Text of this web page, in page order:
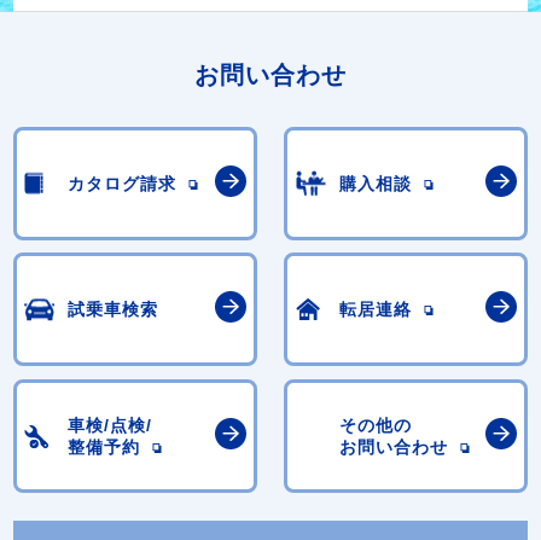
お問い合わせ
カタログ請求 購入相談
試乗車検索 転居連絡
車検/点検/
整備予約
その他の
お問い合わせ